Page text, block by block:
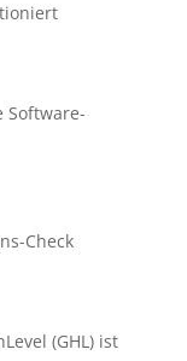
Check
(GHL) ist